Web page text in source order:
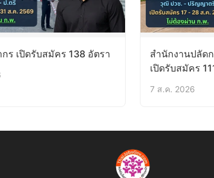
ร เปิดรับสมัคร 138 อัตรา
สำนักงานปลัด
เปิดรับสมัคร
7 ส.ค. 2026